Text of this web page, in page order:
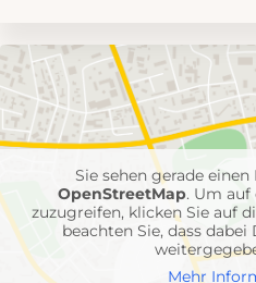
mit
Feuerwehr-
Einheiten
Sie sehen gerade
OpenStreetMap. Um
zuzugreifen, klicken Sie auf
beachten Sie, dass
Mehr